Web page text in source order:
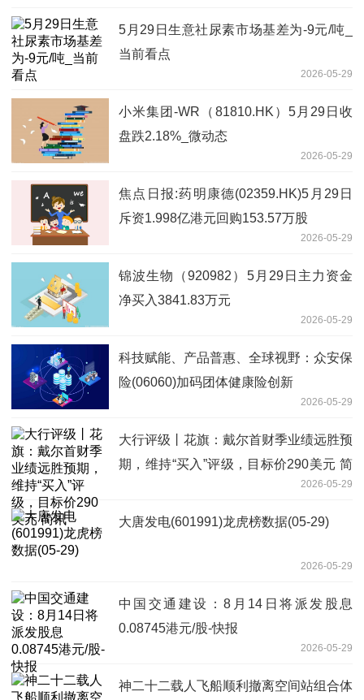
5月29日生意社尿素市场基差为-9元/吨_
当前看点
2026-05-29
小米集团-WR（81810.HK）5月29日收
盘跌2.18%_微动态
2026-05-29
焦点日报:药明康德(02359.HK)5月29日
斥资1.998亿港元回购153.57万股
2026-05-29
锦波生物（920982）5月29日主力资金
净买入3841.83万元
2026-05-29
科技赋能、产品普惠、全球视野：众安保
险(06060)加码团体健康险创新
2026-05-29
大行评级丨花旗：戴尔首财季业绩远胜预
期，维持“买入”评级，目标价290美元 简
2026-05-29
大唐发电(601991)龙虎榜数据(05-29)
2026-05-29
中国交通建设：8月14日将派发股息
0.08745港元/股-快报
2026-05-29
神二十二载人飞船顺利撤离空间站组合体